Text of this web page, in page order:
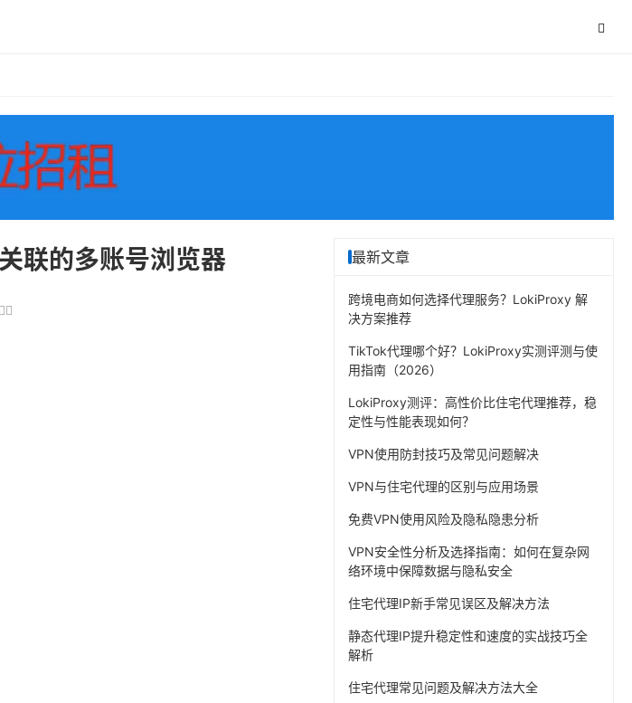
联的多账号浏览器 最新文章
跨境电商如何选择代理服务？LokiProxy 解
决方案推荐
TikTok代理哪个好？LokiProxy实测评测与使
用指南（2026）
LokiProxy测评：高性价比住宅代理推荐，稳
定性与性能表现如何？
VPN使用防封技巧及常见问题解决
VPN与住宅代理的区别与应用场景
免费VPN使用风险及隐私隐患分析
VPN安全性分析及选择指南：如何在复杂网
络环境中保障数据与隐私安全
住宅代理IP新手常见误区及解决方法
静态代理IP提升稳定性和速度的实战技巧全
解析
住宅代理常见问题及解决方法大全